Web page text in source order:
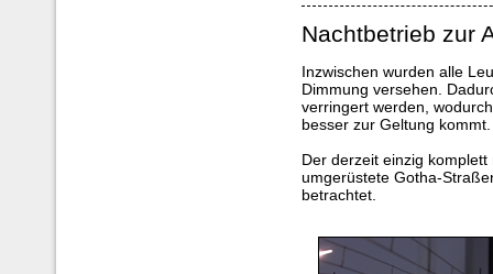
Nachtbetrieb zur
Inzwischen wurden alle
Dimmung versehen.
verringert werden,
besser zur Geltung kommt.
Der derzeit einzig
umgerüstete Gotha-
betrachtet.